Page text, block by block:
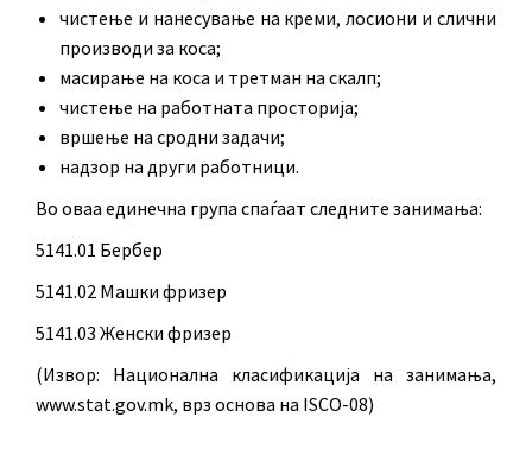
чистење и нанесување на креми, лосиони и слични
производи за коса;
масирање на коса и третман на скалп;
чистење на работната просторија;
вршење на сродни задачи;
надзор на други работници.
Во оваа единечна група спаѓаат следните занимања:
5141.01 Бербер
5141.02 Машки фризер
5141.03 Женски фризер
(Извор: Национална класификација на занимања,
www.stat.gov.mk, врз основа на ISCO-08)